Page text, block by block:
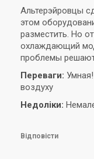
Альтерэйровцы
этом
разместить. Но
охлаждающий
проблемы
Переваги:
воздуху
Недоліки:
Відповісти